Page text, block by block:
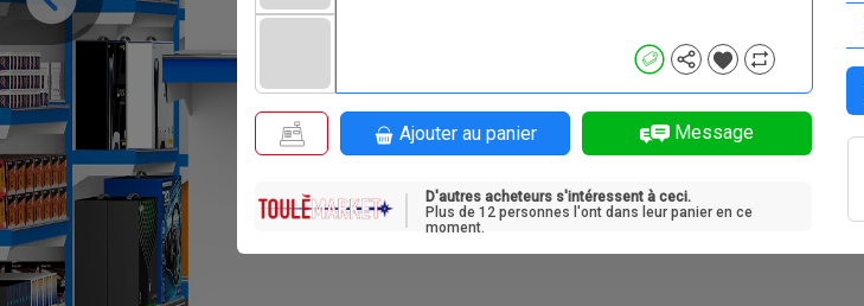
Ajouter au panier Message
D'autres acheteurs s'intéressent à ceci.
Plus de 12 personnes l'ont dans leur panier en ce
moment.